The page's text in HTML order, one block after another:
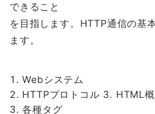
できること
を目指します。HTTP通信の基
ます。
Webシステム
HTTPプロトコル 3. HTML
各種タグ